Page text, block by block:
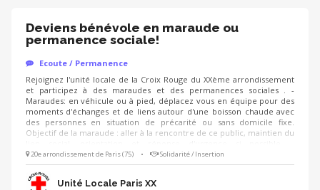
Deviens bénévole en maraude ou
permanence sociale!
Ecoute / Permanence
Rejoignez l'unité locale de la Croix Rouge du XXème arrondissement
et participez à des maraudes et des permanences sociales . -
Maraudes: en véhicule ou à pied, déplacez vous en équipe pour des
moments d'échanges et de liens autour d'une boisson chaude avec
des personnes en situation de précarité ou sans domicile fixe.
Objectif de la maraude : aller à la rencontre de ce public, maintien du
Permanences : au sein de nos locaux, accueil et orientation du public
pour les accompagner dans des besoins divers (comprendre des
documents/ les orienter vers les bonnes institutions/ créer un CV.. ).
20e arrondissement de Paris (75) • Solidarité / Insertion
Unité Locale Paris XX